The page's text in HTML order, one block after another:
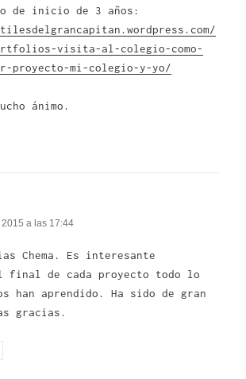
de inicio de 3 años:
visita-al-colegio-como-
proyecto-mi-colegio-y-yo/
ánimo.
a las 17:44
Chema. Es interesante
final de cada proyecto todo lo
han aprendido. Ha sido de gran
gracias.